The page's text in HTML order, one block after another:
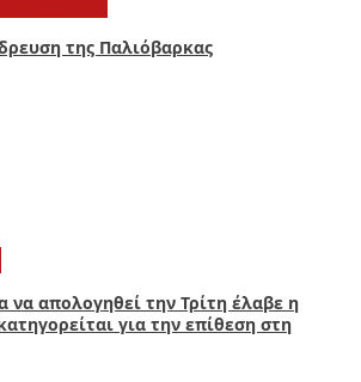
της Παλιόβαρκας
να απολογηθεί την Τρίτη έλαβε η
για την επίθεση στη